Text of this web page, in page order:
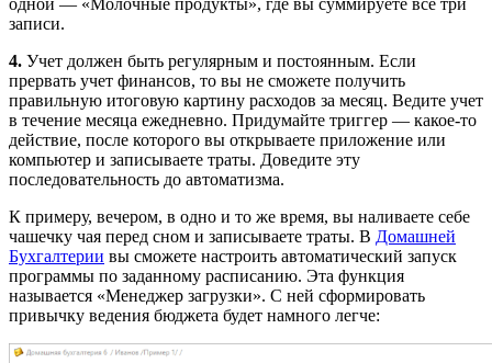
одной — «Молочные продукты», где вы суммируете все три
записи.
4. Учет должен быть регулярным и постоянным. Если
прервать учет финансов, то вы не сможете получить
правильную итоговую картину расходов за месяц. Ведите учет
в течение месяца ежедневно. Придумайте триггер — какое-то
действие, после которого вы открываете приложение или
компьютер и записываете траты. Доведите эту
последовательность до автоматизма.
К примеру, вечером, в одно и то же время, вы наливаете себе
чашечку чая перед сном и записываете траты. В Домашней
Бухгалтерии вы сможете настроить автоматический запуск
программы по заданному расписанию. Эта функция
называется «Менеджер загрузки». С ней сформировать
привычку ведения бюджета будет намного легче: